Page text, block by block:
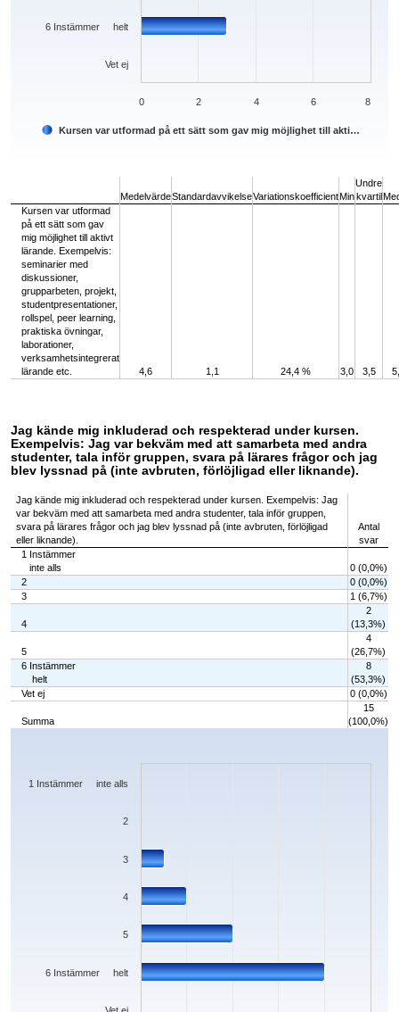
Kursen var utformad på ett sätt som gav mig möjlighet till akti…
Vet ej
6 Instämmer helt
0 2 4 6 8
MedelvärdeStandardavvikelseVariationskoefficientMin
Undre
kvartil
Kursen var utformad
på ett sätt som gav
mig möjlighet till aktivt
lärande. Exempelvis:
seminarier med
diskussioner,
grupparbeten, projekt,
studentpresentationer,
rollspel, peer learning,
praktiska övningar,
laborationer,
verksamhetsintegrerat
lärande etc.
4,6 1,1 24,4 % 3,0 3,5
Jag kände mig inkluderad och respekterad under kursen.
Exempelvis: Jag var bekväm med att samarbeta med andra
studenter, tala inför gruppen, svara på lärares frågor och jag
blev lyssnad på (inte avbruten, förlöjligad eller liknande).
Jag kände mig inkluderad och respekterad under kursen. Exempelvis: Jag
var bekväm med att samarbeta med andra studenter, tala inför gruppen,
svara på lärares frågor och jag blev lyssnad på (inte avbruten, förlöjligad
eller liknande).
Antal
svar
1 Instämmer
inte alls
0 (0,0%)
2
0 (0,0%)
3
1 (6,7%)
4
2
(13,3%)
5
4
(26,7%)
6 Instämmer
helt
8
(53,3%)
Vet ej
0 (0,0%)
Summa
15
(100,0%)
Chart
The chart has 1 X axis displaying categories.
6 Instämmer helt
5
4
3
2
1 Instämmer inte alls